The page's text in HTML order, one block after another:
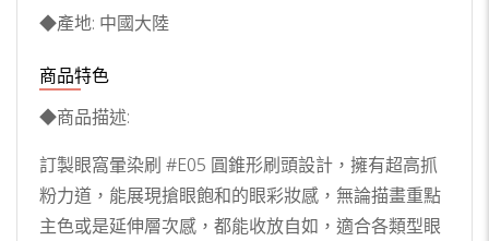
◆產地: 中國大陸
商品特色
◆商品描述:
訂製眼窩暈染刷 #E05 圓錐形刷頭設計，擁有超高抓
粉力道，能展現搶眼飽和的眼彩妝感，無論描畫重點
主色或是延伸層次感，都能收放自如，適合各類型眼